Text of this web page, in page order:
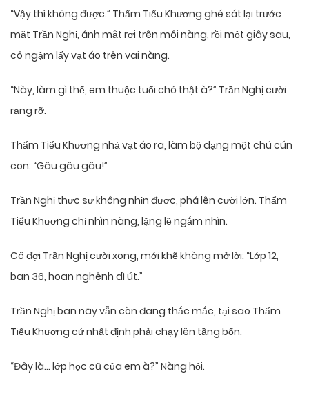
“Vậy thì không được.” Thẩm Tiểu Khương ghé sát lại trước
mặt Trần Nghị, ánh mắt rơi trên môi nàng, rồi một giây sau,
cô ngậm lấy vạt áo trên vai nàng.
“Này, làm gì thế, em thuộc tuổi chó thật à?” Trần Nghị cười
rạng rỡ.
Thẩm Tiểu Khương nhả vạt áo ra, làm bộ dạng một chú cún
con: “Gâu gâu gâu!”
Trần Nghị thực sự không nhịn được, phá lên cười lớn. Thẩm
Tiểu Khương chỉ nhìn nàng, lặng lẽ ngắm nhìn.
Cô đợi Trần Nghị cười xong, mới khẽ khàng mở lời: “Lớp 12,
ban 36, hoan nghênh dì út.”
Trần Nghị ban nãy vẫn còn đang thắc mắc, tại sao Thẩm
Tiểu Khương cứ nhất định phải chạy lên tầng bốn.
“Đây là… lớp học cũ của em à?” Nàng hỏi.